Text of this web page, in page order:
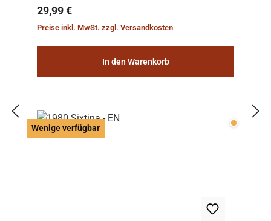
Regulärer Preis:
29,99 €
Preise inkl. MwSt. zzgl. Versandkosten
In den Warenkorb
Wenige verfügbar Wenige